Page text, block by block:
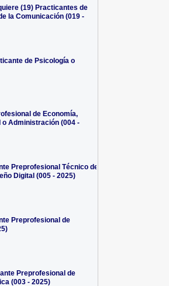
(19) Practicantes de
la Comunicación (019 -
de Psicología o
de Economía,
Administración (004 -
Preprofesional Técnico de
Digital (005 - 2025)
Preprofesional de
Preprofesional de
(003 - 2025)